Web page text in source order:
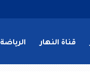
قناة النهار الرياضة